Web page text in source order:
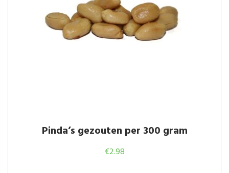
Pinda’s gezouten per 300 gram
€2.98